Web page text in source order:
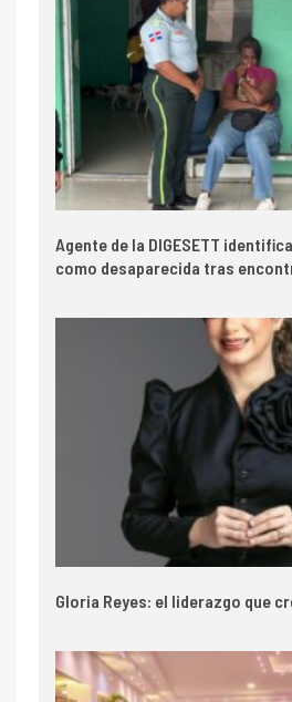
Agente de la DIGESETT
como desaparecida tras
Gloria Reyes: el liderazgo que